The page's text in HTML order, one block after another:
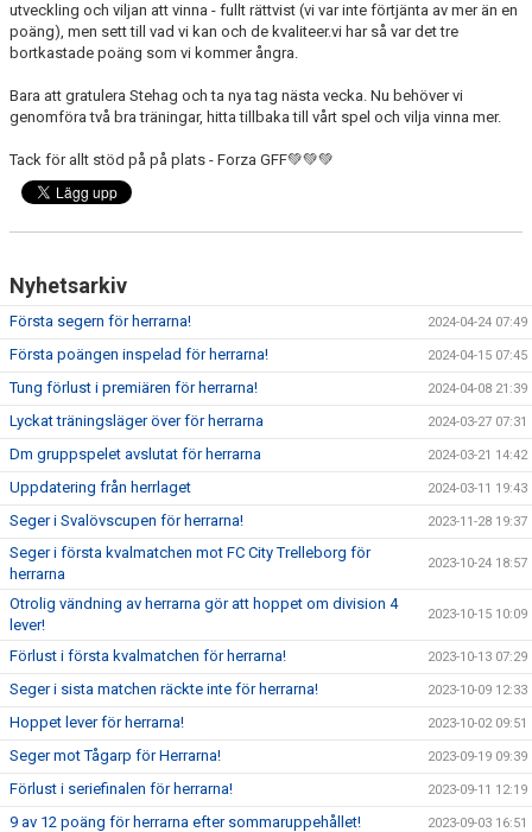
utveckling och viljan att vinna - fullt rättvist (vi var inte förtjänta av mer än en
poäng), men sett till vad vi kan och de kvaliteer.vi har så var det tre
bortkastade poäng som vi kommer ångra.
Bara att gratulera Stehag och ta nya tag nästa vecka. Nu behöver vi
genomföra två bra träningar, hitta tillbaka till vårt spel och vilja vinna mer.
Tack för allt stöd på på plats - Forza GFF💚💚💚
Nyhetsarkiv
Första segern för herrarna! 2024-04-24 07:49
Första poängen inspelad för herrarna! 2024-04-15 07:45
Tung förlust i premiären för herrarna! 2024-04-08 21:39
Lyckat träningsläger över för herrarna 2024-03-27 07:31
Dm gruppspelet avslutat för herrarna 2024-03-21 14:42
Uppdatering från herrlaget 2024-03-11 19:43
Seger i Svalövscupen för herrarna! 2023-11-28 19:37
Seger i första kvalmatchen mot FC City Trelleborg för
herrarna
2023-10-24 18:57
Otrolig vändning av herrarna gör att hoppet om division 4
lever!
2023-10-15 10:09
Förlust i första kvalmatchen för herrarna! 2023-10-13 07:29
Seger i sista matchen räckte inte för herrarna! 2023-10-09 12:33
Hoppet lever för herrarna! 2023-10-02 09:51
Seger mot Tågarp för Herrarna! 2023-09-19 09:39
Förlust i seriefinalen för herrarna! 2023-09-11 12:19
9 av 12 poäng för herrarna efter sommaruppehållet! 2023-09-03 16:51